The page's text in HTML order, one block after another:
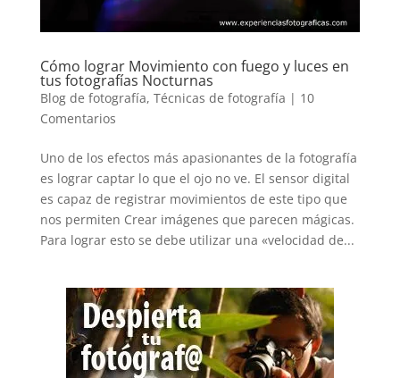
Cómo lograr Movimiento con fuego y luces en
tus fotografías Nocturnas
Blog de fotografía, Técnicas de fotografía | 10
Comentarios
Uno de los efectos más apasionantes de la fotografía
es lograr captar lo que el ojo no ve. El sensor digital
es capaz de registrar movimientos de este tipo que
nos permiten Crear imágenes que parecen mágicas.
Para lograr esto se debe utilizar una «velocidad de...